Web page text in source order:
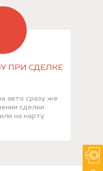
ПРИ СДЕЛКЕ
авто сразу же
сделки
на карту.